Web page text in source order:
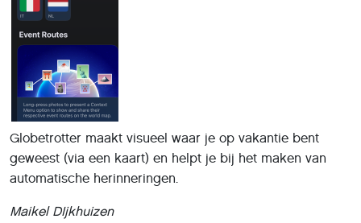
Globetrotter maakt visueel waar je op vakantie bent
geweest (via een kaart) en helpt je bij het maken van
automatische herinneringen.
Maikel DIjkhuizen